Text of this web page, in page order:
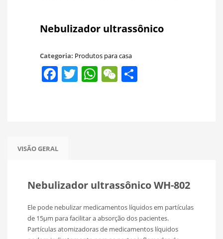
Nebulizador ultrassônico
Categoria: Produtos para casa
Facebook
Twitter
WhatsApp
WeChat
VISÃO GERAL
Nebulizador ultrassônico WH-802
Ele pode nebulizar medicamentos líquidos em partículas
de 15μm para facilitar a absorção dos pacientes.
Partículas atomizadoras de medicamentos líquidos